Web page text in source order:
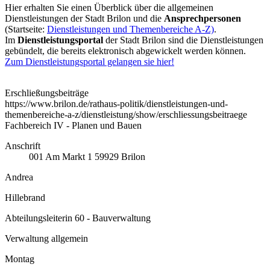
Hier erhalten Sie einen Überblick über die allgemeinen
Dienstleistungen der Stadt Brilon und die Ansprechpersonen
(Startseite: Dienstleistungen und Themenbereiche A-Z).
Im Dienstleistungsportal der Stadt Brilon sind die Dienstleistungen
gebündelt, die bereits elektronisch abgewickelt werden können.
Zum Dienstleistungsportal gelangen sie hier!
Erschließungsbeiträge
https://www.brilon.de/rathaus-politik/dienstleistungen-und-
themenbereiche-a-z/dienstleistung/show/erschliessungsbeitraege
Fachbereich IV - Planen und Bauen
Anschrift
001 Am Markt 1 59929 Brilon
Andrea
Hillebrand
Abteilungsleiterin 60 - Bauverwaltung
Verwaltung allgemein
Montag